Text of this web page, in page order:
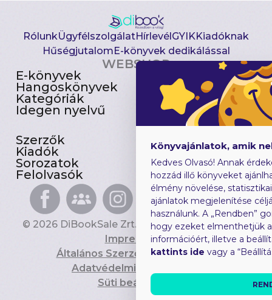
RólunkÜgyfélszolgálatHírlevélGYIKKiadóknak
HűségjutalomE-könyvek dedikálással
WEBSHOP
E-könyvek
Hangoskönyvek
Kategóriák
Idegen nyelvű
Csomagajánlatok
Akciósak
Előjegyezhetők
Újdonságok
Szerzők
Kiadók
Sorozatok
Felolvasók
Gyerekkönyvek
Heti toplista
Ajándékutalvány
Blog
© 2026 DiBookSale Zrt. Minden jog fenntartva.
Impresszum
Általános Szerződési Feltételek
Adatvédelmi Tájékoztató
Süti beállítások
Könyvajánlatok, amik
Kedves Olvasó! Annak
hozzád illő könyveket
élmény növelése,
ajánlatok megjelenítése
használunk. A „Rendben”
hogy ezeket elmenthetjük
információért, illetve a
kattints ide vagy a